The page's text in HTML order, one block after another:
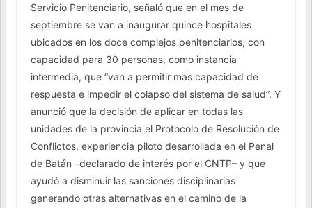
Servicio Penitenciario, señaló que en el mes de
septiembre se van a inaugurar quince hospitales
ubicados en los doce complejos penitenciarios, con
capacidad para 30 personas, como instancia
intermedia, que “van a permitir más capacidad de
respuesta e impedir el colapso del sistema de salud”. Y
anunció que la decisión de aplicar en todas las
unidades de la provincia el Protocolo de Resolución de
Conflictos, experiencia piloto desarrollada en el Penal
de Batán –declarado de interés por el CNTP– y que
ayudó a disminuir las sanciones disciplinarias
generando otras alternativas en el camino de la